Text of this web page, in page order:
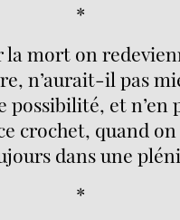
*
la mort on
n’aurait-il pas
possibilité, et n’en
crochet, quand
dans une
*